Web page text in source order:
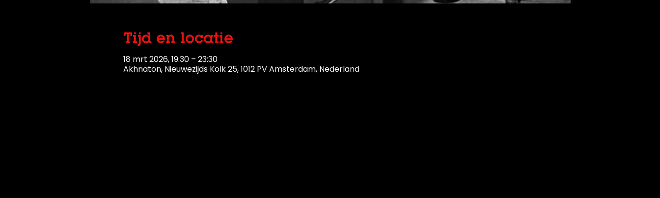
Tijd en locatie
18 mrt 2026, 19:30 – 23:30
Akhnaton, Nieuwezijds Kolk 25, 1012 PV Amsterdam, Nederland